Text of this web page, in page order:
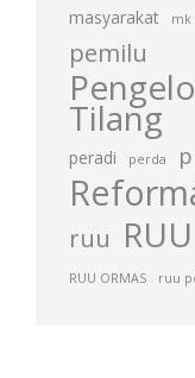
masyarakat mk
pemilu
Tilang
peradi perda
ruu
RUU ORMAS ruu